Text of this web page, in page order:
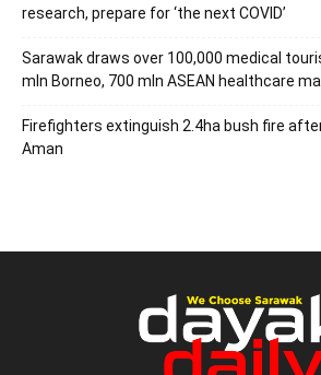
research, prepare for ‘the next COVID’
Sarawak draws over 100,000 medical
mln Borneo, 700 mln ASEAN healthcare
Firefighters extinguish 2.4ha bush fire
Aman